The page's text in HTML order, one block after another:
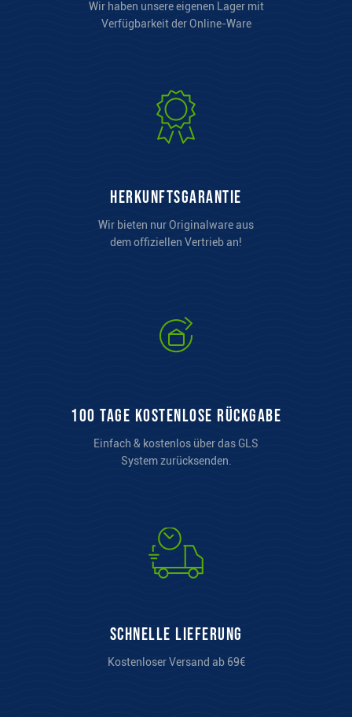
Wir haben unsere eigenen Lager mit
Verfügbarkeit der Online-Ware
Herkunftsgarantie
Wir bieten nur Originalware aus
dem offiziellen Vertrieb an!
100 Tage kostenlose Rückgabe
Einfach & kostenlos über das GLS
System zurücksenden.
Schnelle Lieferung
Kostenloser Versand ab 69€